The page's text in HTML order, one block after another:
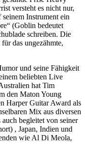
versteht es nicht nur,
Instrument ein
(Goblin bedeutet
schreiben. Die
das ungezähmte,
und seine Fähigkeit
beliebten Live
hat Tim
den Maton Young
Harper Guitar Award als
Mix aus diversen
begleitet von seiner
, Japan, Indien und
wie Al Di Meola,